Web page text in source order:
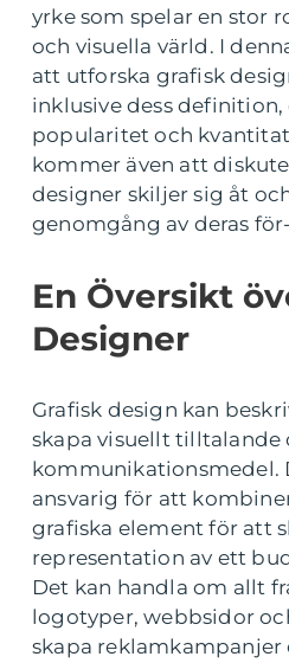
yrke som spelar en stor
och visuella värld. I
att utforska grafisk
inklusive dess
popularitet och
kommer även att
designer skiljer sig åt
genomgång av deras
En Översikt
Designer
Grafisk design kan
skapa visuellt tilltalande
kommunikationsmedel.
ansvarig för att
grafiska element för att
representation av ett
Det kan handla om allt
logotyper, webbsidor
skapa reklamkampanjer